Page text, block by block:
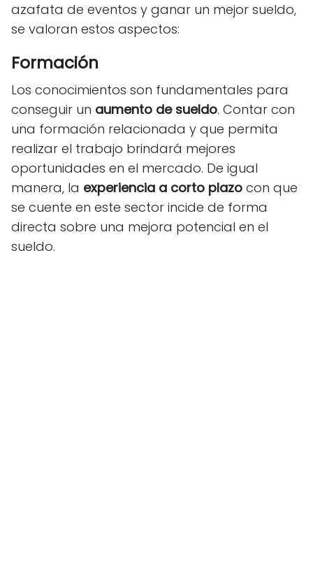
azafata de eventos y ganar un mejor sueldo,
se valoran estos aspectos:
Formación
Los conocimientos son fundamentales para
conseguir un aumento de sueldo. Contar con
una formación relacionada y que permita
realizar el trabajo brindará mejores
oportunidades en el mercado. De igual
manera, la experiencia a corto plazo con que
se cuente en este sector incide de forma
directa sobre una mejora potencial en el
sueldo.